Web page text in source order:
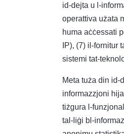
id-dejta u l-
operattiva użata
huma aċċessati
IP), (7) il-fornitur
sistemi tat-
Meta tuża din id-
informazzjoni
tiżgura l-
tal-liġi bl-